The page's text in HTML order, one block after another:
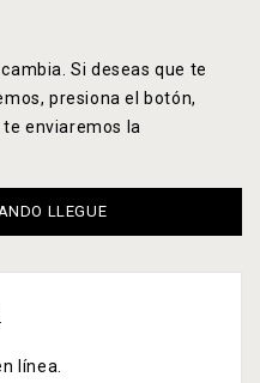
Si deseas que te
presiona el botón,
enviaremos la
LLEGUE
línea.